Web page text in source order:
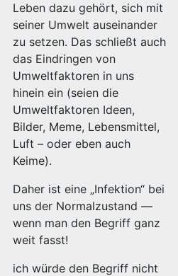
Leben dazu gehört, sich mit
seiner Umwelt auseinander
zu setzen. Das schließt auch
das Eindringen von
Umweltfaktoren in uns
hinein ein (seien die
Umweltfaktoren Ideen,
Bilder, Meme, Lebensmittel,
Luft – oder eben auch
Keime).
Daher ist eine „Infektion“ bei
uns der Normalzustand —
wenn man den Begriff ganz
weit fasst!
ich würde den Begriff nicht